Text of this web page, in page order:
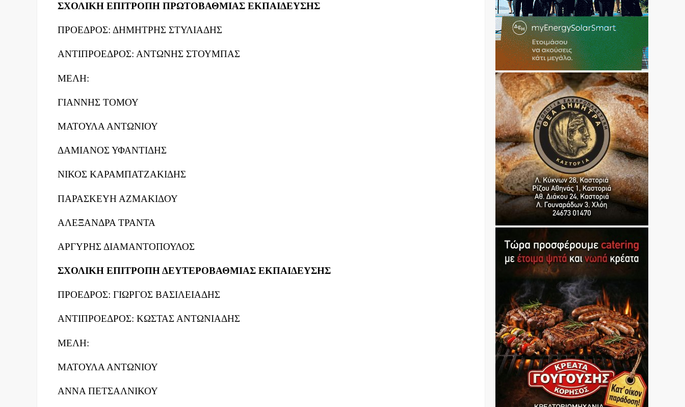
ΣΧΟΛΙΚΗ ΕΠΙΤΡΟΠΗ ΠΡΩΤΟΒΑΘΜΙΑΣ ΕΚΠΑΙΔΕΥΣΗΣ
ΠΡΟΕΔΡΟΣ: ΔΗΜΗΤΡΗΣ ΣΤΥΛΙΑΔΗΣ
ΑΝΤΙΠΡΟΕΔΡΟΣ: ΑΝΤΩΝΗΣ ΣΤΟΥΜΠΑΣ
ΜΕΛΗ:
ΓΙΑΝΝΗΣ ΤΟΜΟΥ
ΜΑΤΟΥΛΑ ΑΝΤΩΝΙΟΥ
ΔΑΜΙΑΝΟΣ ΥΦΑΝΤΙΔΗΣ
ΝΙΚΟΣ ΚΑΡΑΜΠΑΤΖΑΚΙΔΗΣ
ΠΑΡΑΣΚΕΥΗ ΑΖΜΑΚΙΔΟΥ
ΑΛΕΞΑΝΔΡΑ ΤΡΑΝΤΑ
ΑΡΓΥΡΗΣ ΔΙΑΜΑΝΤΟΠΟΥΛΟΣ
ΣΧΟΛΙΚΗ ΕΠΙΤΡΟΠΗ ΔΕΥΤΕΡΟΒΑΘΜΙΑΣ ΕΚΠΑΙΔΕΥΣΗΣ
ΠΡΟΕΔΡΟΣ: ΓΙΩΡΓΟΣ ΒΑΣΙΛΕΙΑΔΗΣ
ΑΝΤΙΠΡΟΕΔΡΟΣ: ΚΩΣΤΑΣ ΑΝΤΩΝΙΑΔΗΣ
ΜΕΛΗ:
ΜΑΤΟΥΛΑ ΑΝΤΩΝΙΟΥ
ΑΝΝΑ ΠΕΤΣΑΛΝΙΚΟΥ